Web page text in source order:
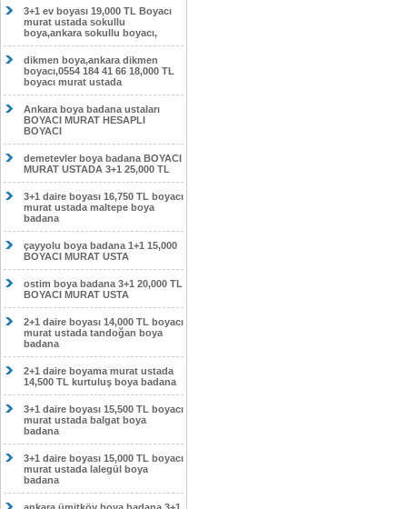
3+1 ev boyası 19,000 TL Boyacı
murat ustada sokullu
boya,ankara sokullu boyacı,
dikmen boya,ankara dikmen
boyacı,0554 184 41 66 18,000 TL
boyacı murat ustada
Ankara boya badana ustaları
BOYACI MURAT HESAPLI
BOYACI
demetevler boya badana BOYACI
MURAT USTADA 3+1 25,000 TL
3+1 daire boyası 16,750 TL boyacı
murat ustada maltepe boya
badana
çayyolu boya badana 1+1 15,000
BOYACI MURAT USTA
ostim boya badana 3+1 20,000 TL
BOYACI MURAT USTA
2+1 daire boyası 14,000 TL boyacı
murat ustada tandoğan boya
badana
2+1 daire boyama murat ustada
14,500 TL kurtuluş boya badana
3+1 daire boyası 15,500 TL boyacı
murat ustada balgat boya
badana
3+1 daire boyası 15,000 TL boyacı
murat ustada lalegül boya
badana